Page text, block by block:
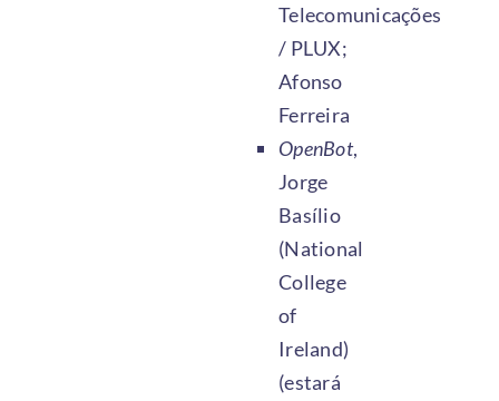
Telecomunicações
/ PLUX;
Afonso
Ferreira
OpenBot,
Jorge
Basílio
(National
College
of
Ireland)
(estará